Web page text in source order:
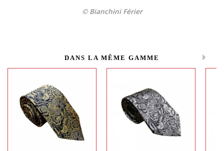
© Bianchini Férier
DANS LA MÊME GAMME